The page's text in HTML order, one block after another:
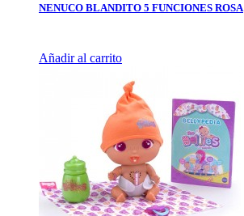
NENUCO BLANDITO 5 FUNCIONES ROSA
Añadir al carrito